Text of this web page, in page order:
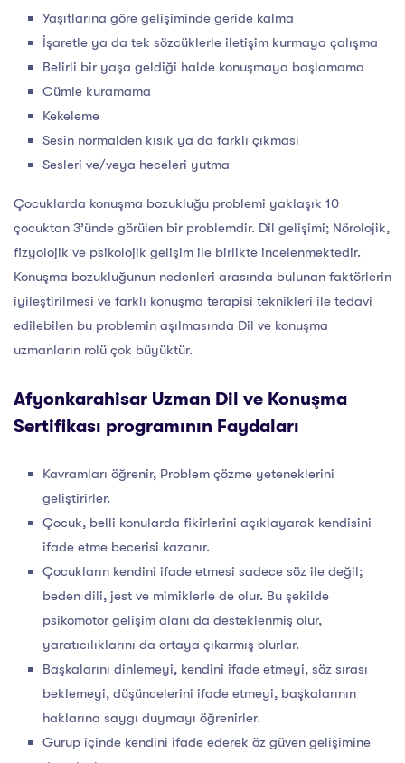
Yaşıtlarına göre gelişiminde geride kalma
İşaretle ya da tek sözcüklerle iletişim kurmaya çalışma
Belirli bir yaşa geldiği halde konuşmaya başlamama
Cümle kuramama
Kekeleme
Sesin normalden kısık ya da farklı çıkması
Sesleri ve/veya heceleri yutma
Çocuklarda konuşma bozukluğu problemi yaklaşık 10
çocuktan 3’ünde görülen bir problemdir. Dil gelişimi; Nörolojik,
fizyolojik ve psikolojik gelişim ile birlikte incelenmektedir.
Konuşma bozukluğunun nedenleri arasında bulunan faktörlerin
iyileştirilmesi ve farklı konuşma terapisi teknikleri ile tedavi
edilebilen bu problemin aşılmasında Dil ve konuşma
uzmanların rolü çok büyüktür.
Afyonkarahisar Uzman Dil ve Konuşma
Sertifikası programının Faydaları
Kavramları öğrenir, Problem çözme yeteneklerini
geliştirirler.
Çocuk, belli konularda fikirlerini açıklayarak kendisini
ifade etme becerisi kazanır.
Çocukların kendini ifade etmesi sadece söz ile değil;
beden dili, jest ve mimiklerle de olur. Bu şekilde
psikomotor gelişim alanı da desteklenmiş olur,
yaratıcılıklarını da ortaya çıkarmış olurlar.
Başkalarını dinlemeyi, kendini ifade etmeyi, söz sırası
beklemeyi, düşüncelerini ifade etmeyi, başkalarının
haklarına saygı duymayı öğrenirler.
Gurup içinde kendini ifade ederek öz güven gelişimine